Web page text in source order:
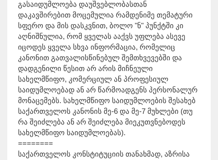
გასაიდუმლოება დაუშვებლობასთან
დაკავშირებით მოცემულია რამდენიმე თემატური
სფერო და მის დასკვნით, ბოლო "ნ" პუნქტში კი
აღნიშნულია, რომ ყველას ააქვს უფლება ასევე
იცოდეს ყველა სხვა ინფორმაცია, რომელიც
კანონით გათვალისწინებულ შემთხვევებში და
დადგენილი წესით არ არის მიჩნეული
სახელმწიფო, კომერციულ ან პროფესიულ
საიდუმლოებად ან არ წარმოადგენს პერსონალურ
მონაცემებს. სახელმწიფო საიდუმლოების შესახებ
საქართველოს კანონის მე-6 და მე-7 მუხლები (თუ
რა შეიძლება ან არ შეიძლება მიეკუთვნებოდეს
სახელმწიფო საიდუმლოებას).
========
საქართველოს კონსტიტუციის თანახმად, აზრისა